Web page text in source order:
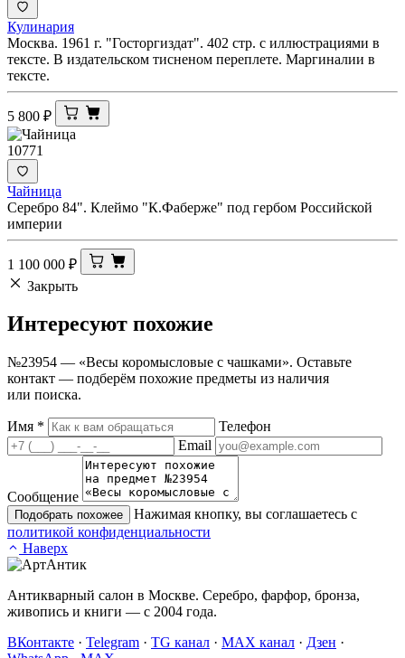
Кулинария
Москва. 1961 г. "Госторгиздат". 402 стр. с иллюстрациями в
тексте. В издательском тисненом переплете. Маргиналии в
тексте.
5 800 ₽
10771
Чайница
Серебро 84". Клеймо "К.Фаберже" под гербом Российской
империи
1 100 000 ₽
Закрыть
Интересуют похожие
№23954 — «Весы коромысловые с чашками». Оставьте
контакт — подберём похожие предметы из наличия
или поиска.
Имя *
Телефон
Email
Сообщение
Подобрать похожее
Нажимая кнопку, вы соглашаетесь с
политикой конфиденциальности
Наверх
Антикварный салон в Москве. Серебро, фарфор, бронза,
живопись и книги — с 2004 года.
ВКонтакте · Telegram · TG канал · MAX канал · Дзен ·